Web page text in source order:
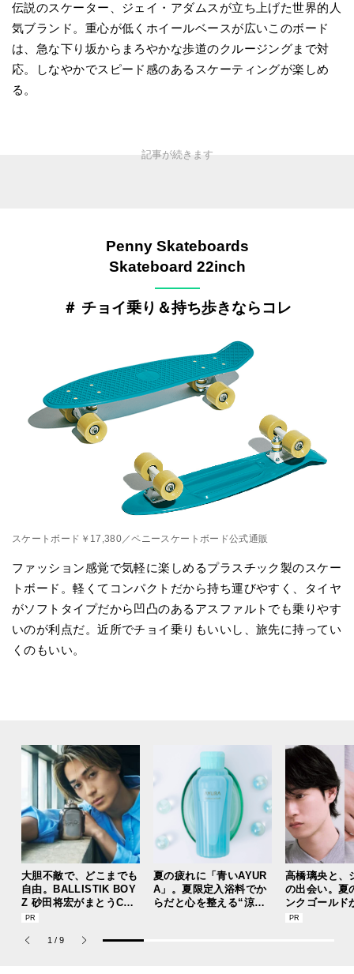
伝説のスケーター、ジェイ・アダムスが立ち上げた世界的人
気ブランド。重心が低くホイールベースが広いこのボード
は、急な下り坂からまろやかな歩道のクルージングまで対
応。しなやかでスピード感のあるスケーティングが楽しめ
る。
Penny Skateboards
Skateboard 22inch
———
＃ チョイ乗り＆持ち歩きならコレ
スケートボード￥17,380／ペニースケートボード公式通販
ファッション感覚で気軽に楽しめるプラスチック製のスケー
トボード。軽くてコンパクトだから持ち運びやすく、タイヤ
がソフトタイプだから凹凸のあるアスファルトでも乗りやす
いのが利点だ。近所でチョイ乗りもいいし、旅先に持ってい
くのもいい。
大胆不敵で、どこまでも
自由。BALLISTIK BOY
Z 砂田将宏がまとうCOA
CHの新作フレグランス
ナム パルファム」
夏の疲れに「青いAYUR
A」。夏限定入浴料でか
らだと心を整える“涼体
高橋璃央と、
の出会い。夏
ンクゴールド
“SUMMER
1 / 9